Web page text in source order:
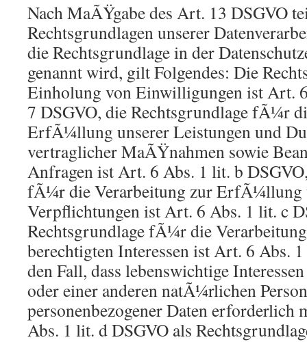
Nach MaÃŸgabe des Art. 13 DSGVO
Rechtsgrundlagen unserer
die Rechtsgrundlage in der
genannt wird, gilt Folgendes: Die
Einholung von Einwilligungen ist Art.
7 DSGVO, die Rechtsgrundlage fÃ¼r
ErfÃ¼llung unserer Leistungen und
vertraglicher MaÃŸnahmen sowie
Anfragen ist Art. 6 Abs. 1 lit. b
fÃ¼r die Verarbeitung zur ErfÃ¼llung
Verpflichtungen ist Art. 6 Abs. 1 lit. c
Rechtsgrundlage fÃ¼r die
berechtigten Interessen ist Art. 6 Abs.
den Fall, dass lebenswichtige
oder einer anderen natÃ¼rlichen
personenbezogener Daten erforderlich
Abs. 1 lit. d DSGVO als